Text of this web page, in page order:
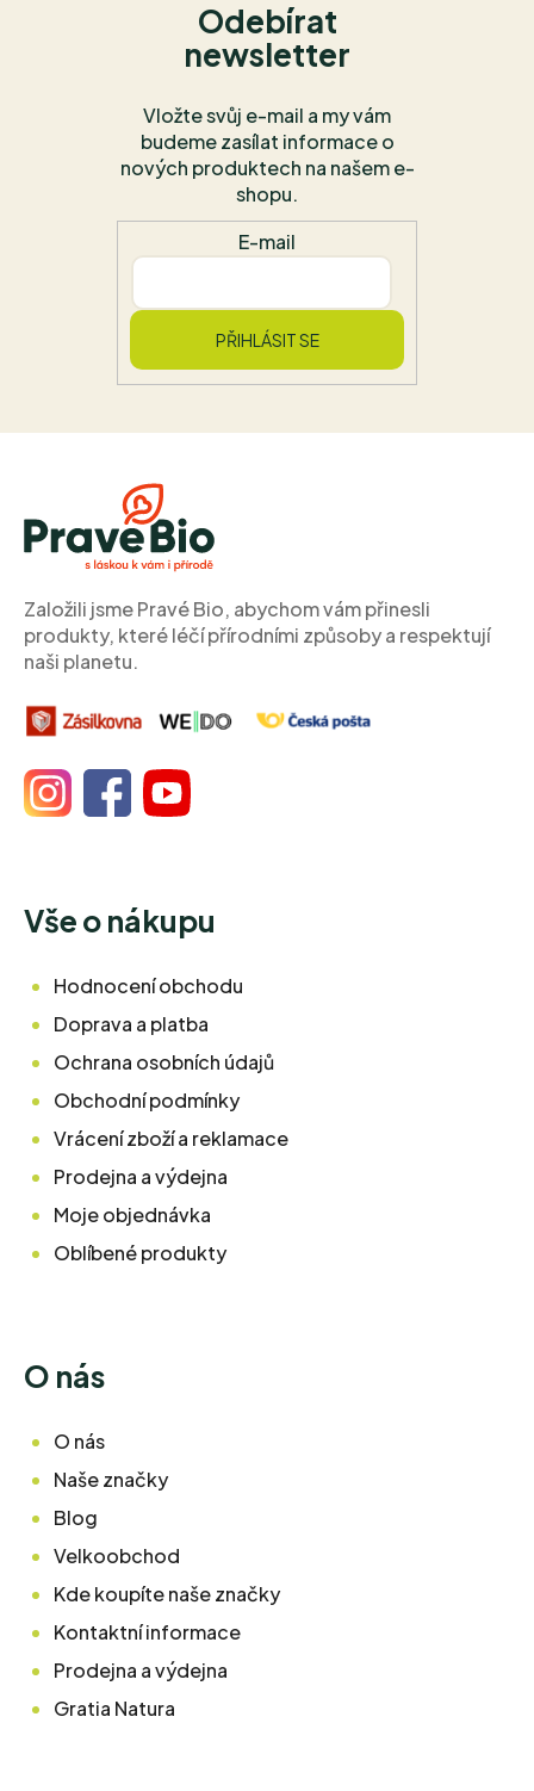
Odebírat
newsletter
Vložte svůj e-mail a my vám
budeme zasílat informace o
nových produktech na našem e-
shopu.
E-mail
PŘIHLÁSIT SE
Založili jsme Pravé Bio, abychom vám přinesli
produkty, které léčí přírodními způsoby a respektují
naši planetu.
Vše o nákupu
Hodnocení obchodu
Doprava a platba
Ochrana osobních údajů
Obchodní podmínky
Vrácení zboží a reklamace
Prodejna a výdejna
Moje objednávka
Oblíbené produkty
O nás
O nás
Naše značky
Blog
Velkoobchod
Kde koupíte naše značky
Kontaktní informace
Prodejna a výdejna
Gratia Natura